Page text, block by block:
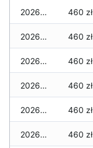
2026-02-02 460 zł
2026-02-01 460 zł
2026-01-31 460 zł
2026-01-30 460 zł
2026-01-29 460 zł
2026-01-28 460 zł